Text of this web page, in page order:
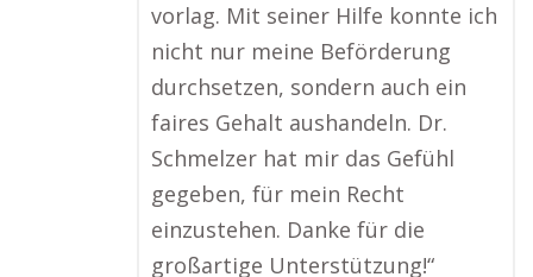
vorlag. Mit seiner Hilfe konnte ich
nicht nur meine Beförderung
durchsetzen, sondern auch ein
faires Gehalt aushandeln. Dr.
Schmelzer hat mir das Gefühl
gegeben, für mein Recht
einzustehen. Danke für die
großartige Unterstützung!“